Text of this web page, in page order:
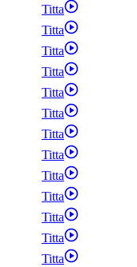
Titta
Titta
Titta
Titta
Titta
Titta
Titta
Titta
Titta
Titta
Titta
Titta
Titta